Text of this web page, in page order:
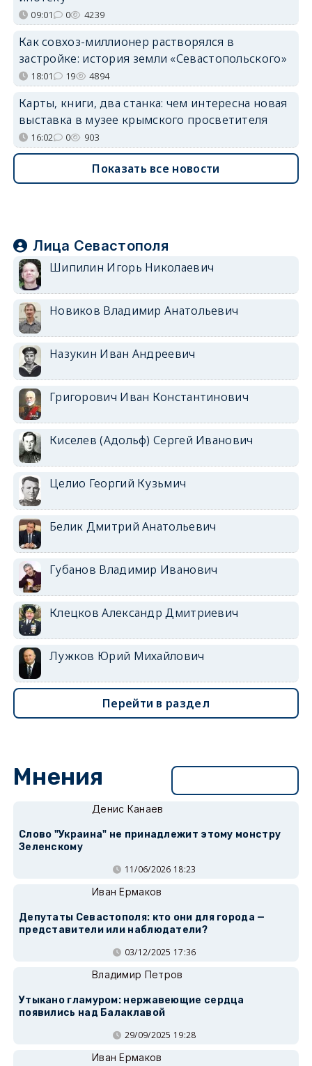
09:01 0 4239
Как совхоз-миллионер растворялся в
застройке: история земли «Севастопольского»
18:01 19 4894
Карты, книги, два станка: чем интересна новая
выставка в музее крымского просветителя
16:02 0 903
Показать все новости
Лица Севастополя
Шипилин Игорь Николаевич
Новиков Владимир Анатольевич
Назукин Иван Андреевич
Григорович Иван Константинович
Киселев (Адольф) Сергей Иванович
Целио Георгий Кузьмич
Белик Дмитрий Анатольевич
Губанов Владимир Иванович
Клецков Александр Дмитриевич
Лужков Юрий Михайлович
Перейти в раздел
Мнения
Денис Канаев
Слово "Украина" не принадлежит этому монстру
Зеленскому
11/06/2026 18:23
Иван Ермаков
Депутаты Севастополя: кто они для города —
представители или наблюдатели?
03/12/2025 17:36
Владимир Петров
Утыкано гламуром: нержавеющие сердца
появились над Балаклавой
29/09/2025 19:28
Иван Ермаков